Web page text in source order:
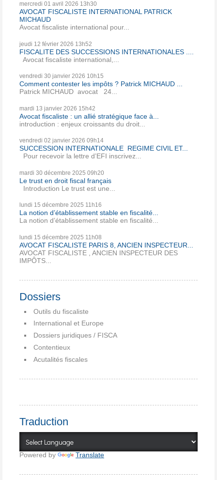
mercredi 01 avril 2026 13h30
AVOCAT FISCALISTE INTERNATIONAL PATRICK
MICHAUD
Avocat fiscaliste international pour...
jeudi 12 février 2026 13h52
FISCALITE DES SUCCESSIONS INTERNATIONALES ....
Avocat fiscaliste international,...
vendredi 30 janvier 2026 10h15
Comment contester les impôts ? Patrick MICHAUD ...
Patrick MICHAUD avocat 24...
mardi 13 janvier 2026 15h42
Avocat fiscaliste : un allié stratégique face à...
introduction : enjeux croissants du droit...
vendredi 02 janvier 2026 09h14
SUCCESSION INTERNATIONALE REGIME CIVIL ET...
Pour recevoir la lettre d’EFI inscrivez...
mardi 30 décembre 2025 09h20
Le trust en droit fiscal français
Introduction Le trust est une...
lundi 15 décembre 2025 11h16
La notion d’établissement stable en fiscalité...
La notion d’établissement stable en fiscalité...
lundi 15 décembre 2025 11h08
AVOCAT FISCALISTE PARIS 8, ANCIEN INSPECTEUR...
AVOCAT FISCALISTE , ANCIEN INSPECTEUR DES
IMPÔTS...
Dossiers
Outils du fiscaliste
International et Europe
Dossiers juridiques / FISCA
Contentieux
Acutalités fiscales
Traduction
Powered by Translate